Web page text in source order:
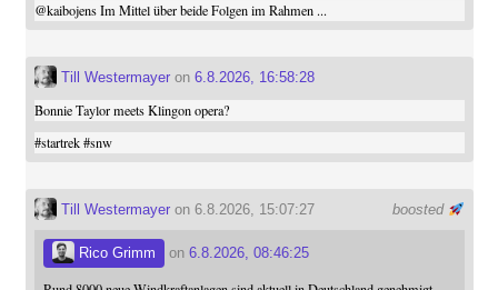
@kaibojensIm Mittel über beide Folgen im Rahmen ...
Till Westermayeron 6.8.2026, 16:58:28
Bonnie Taylor meets Klingon opera?
#startrek #snw
boosted
Till Westermayeron 6.8.2026, 15:07:27
Rico Grimm on 6.8.2026, 08:46:25